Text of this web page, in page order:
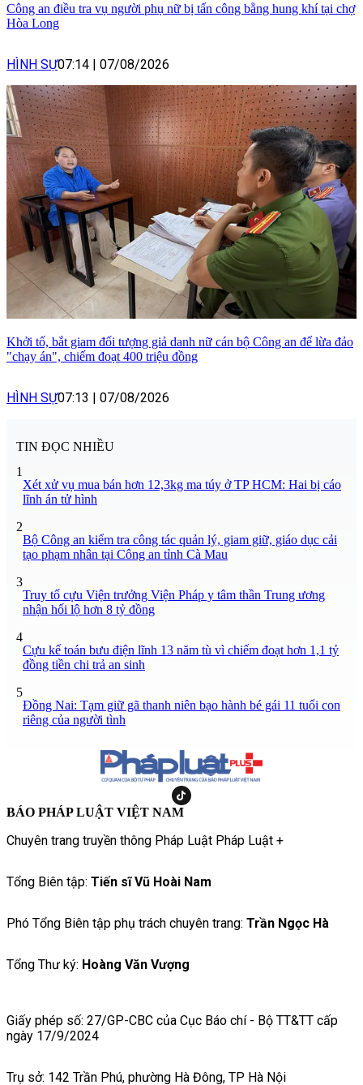
Công an điều tra vụ người phụ nữ bị tấn công bằng hung khí tại chợ
Hòa Long
HÌNH SỰ07:14 | 07/08/2026
Khởi tố, bắt giam đối tượng giả danh nữ cán bộ Công an để lừa đảo
"chạy án", chiếm đoạt 400 triệu đồng
HÌNH SỰ07:13 | 07/08/2026
TIN ĐỌC NHIỀU
1
Xét xử vụ mua bán hơn 12,3kg ma túy ở TP HCM: Hai bị cáo
lĩnh án tử hình
2
Bộ Công an kiểm tra công tác quản lý, giam giữ, giáo dục cải
tạo phạm nhân tại Công an tỉnh Cà Mau
3
Truy tố cựu Viện trưởng Viện Pháp y tâm thần Trung ương
nhận hối lộ hơn 8 tỷ đồng
4
Cựu kế toán bưu điện lĩnh 13 năm tù vì chiếm đoạt hơn 1,1 tỷ
đồng tiền chi trả an sinh
5
Đồng Nai: Tạm giữ gã thanh niên bạo hành bé gái 11 tuổi con
riêng của người tình
BÁO PHÁP LUẬT VIỆT NAM
Chuyên trang truyền thông Pháp Luật Pháp Luật +
Tổng Biên tập: Tiến sĩ Vũ Hoài Nam
Phó Tổng Biên tập phụ trách chuyên trang: Trần Ngọc Hà
Tổng Thư ký: Hoàng Văn Vượng
Giấy phép số: 27/GP-CBC của Cục Báo chí - Bộ TT&TT cấp
ngày 17/9/2024
Trụ sở: 142 Trần Phú, phường Hà Đông, TP Hà Nội